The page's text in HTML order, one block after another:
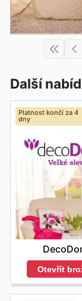
Další
Platnost končí za 4
dny
Otevřít